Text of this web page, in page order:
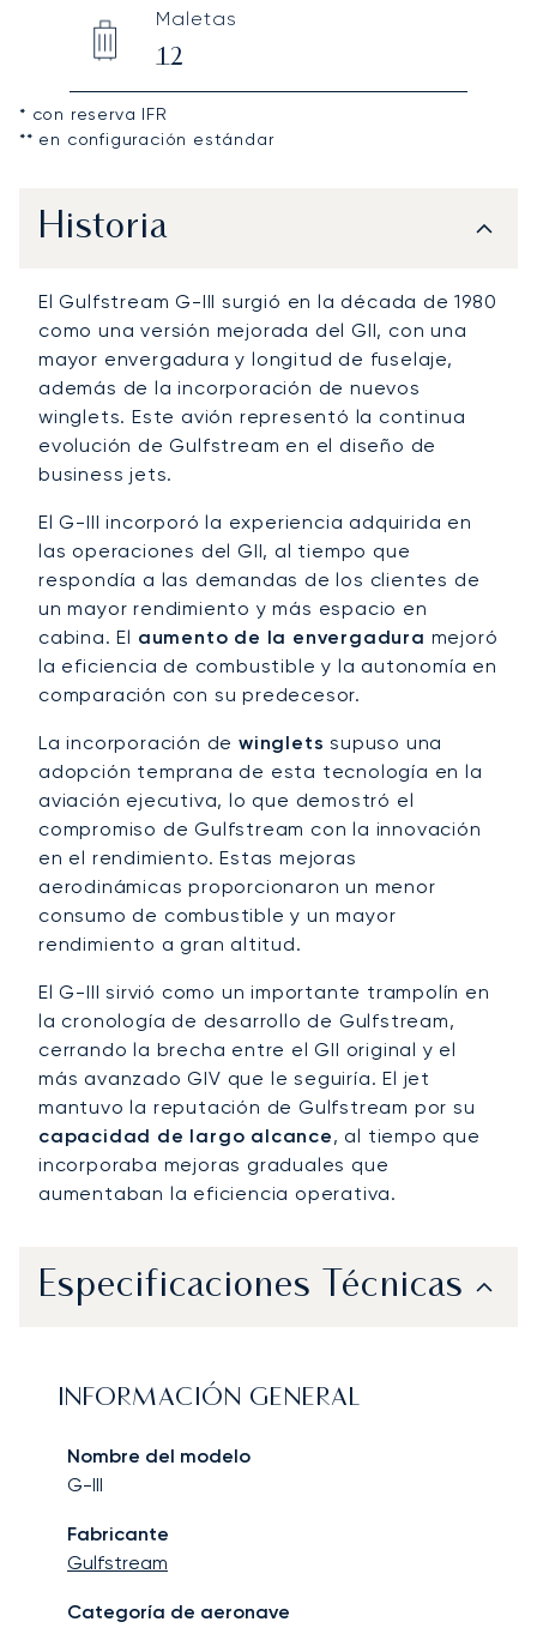
Maletas
12
* con reserva IFR
** en configuración estándar
Historia
El Gulfstream G-III surgió en la década de 1980
como una versión mejorada del GII, con una
mayor envergadura y longitud de fuselaje,
además de la incorporación de nuevos
winglets. Este avión representó la continua
evolución de Gulfstream en el diseño de
business jets.
El G-III incorporó la experiencia adquirida en
las operaciones del GII, al tiempo que
respondía a las demandas de los clientes de
un mayor rendimiento y más espacio en
cabina. El aumento de la envergadura mejoró
la eficiencia de combustible y la autonomía en
comparación con su predecesor.
La incorporación de winglets supuso una
adopción temprana de esta tecnología en la
aviación ejecutiva, lo que demostró el
compromiso de Gulfstream con la innovación
en el rendimiento. Estas mejoras
aerodinámicas proporcionaron un menor
consumo de combustible y un mayor
rendimiento a gran altitud.
El G-III sirvió como un importante trampolín en
la cronología de desarrollo de Gulfstream,
cerrando la brecha entre el GII original y el
más avanzado GIV que le seguiría. El jet
mantuvo la reputación de Gulfstream por su
capacidad de largo alcance, al tiempo que
incorporaba mejoras graduales que
aumentaban la eficiencia operativa.
Especificaciones Técnicas
INFORMACIÓN GENERAL
Nombre del modelo
G-III
Fabricante
Gulfstream
Categoría de aeronave